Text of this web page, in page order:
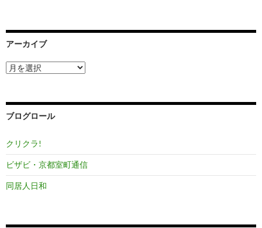
アーカイブ
ア
ー
ブ
ブログロール
クリクラ!
ビザビ・京都室町通信
同居人日和